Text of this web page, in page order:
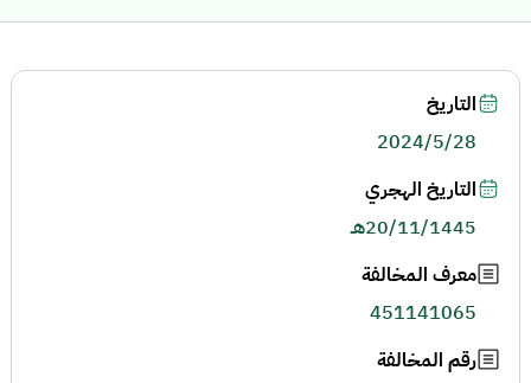
التاريخ
2024/5/28
التاريخ الهجري
20/11/1445هـ
معرف المخالفة
451141065
رقم المخالفة